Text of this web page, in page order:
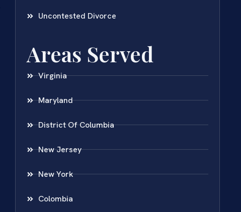
Uncontested Divorce
Areas Served
Virginia
Maryland
District Of Columbia
New Jersey
New York
Colombia